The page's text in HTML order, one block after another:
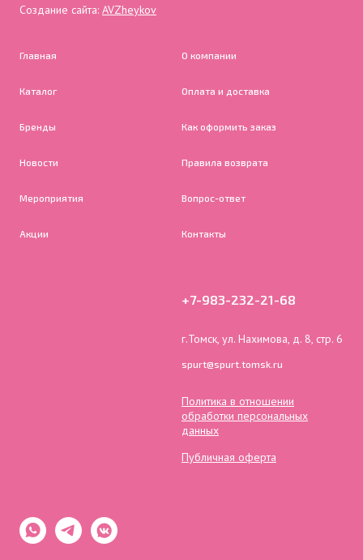
Создание сайта: AVZheykov
Главная
Каталог
Бренды
Новости
Мероприятия
Акции
О компании
Оплата и доставка
Как оформить заказ
Правила возврата
Вопрос-ответ
Контакты
+7-983-232-21-68
г.Томск, ул. Нахимова, д. 8, стр. 6
spurt@spurt.tomsk.ru
Политика в отношении
обработки персональных
данных
Публичная оферта